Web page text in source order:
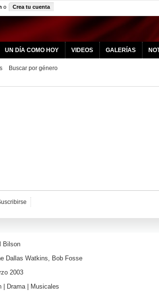
o Crea tu cuenta
UN DÍA COMO HOY VIDEOS GALERÍAS
Buscar por género
Bilson
Dallas Watkins, Bob Fosse
2003
Drama|
Musicales